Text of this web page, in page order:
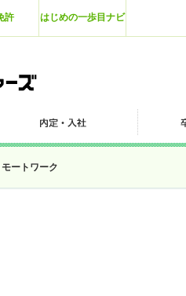
許 はじめの一歩目ナビ
モートワーク